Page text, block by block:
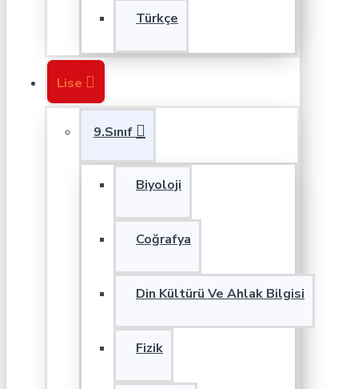
Türkçe
Lise
9.Sınıf
Biyoloji
Coğrafya
Din Kültürü Ve Ahlak Bilgisi
Fizik